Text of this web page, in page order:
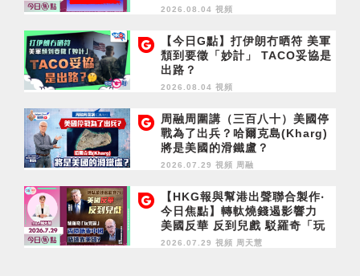
2026.08.04 視頻
【今日G點】打伊朗冇晒符 美軍
頹到要徵「妙計」 TACO妥協是
出路？
2026.08.04 視頻
周融周圍講（三百八十）美國停
戰為了出兵？哈爾克島(Kharg)
將是美國的滑鐵盧？
2026.07.29 視頻 周融
【HKG報與幫港出聲聯合製作‧
今日焦點】轉軚燒錢遏影響力
美國反華 反到兒戲 駁羅奇「玩
完論」 香港唔靠中國 唔通靠美
2026.07.29 視頻 周天慧